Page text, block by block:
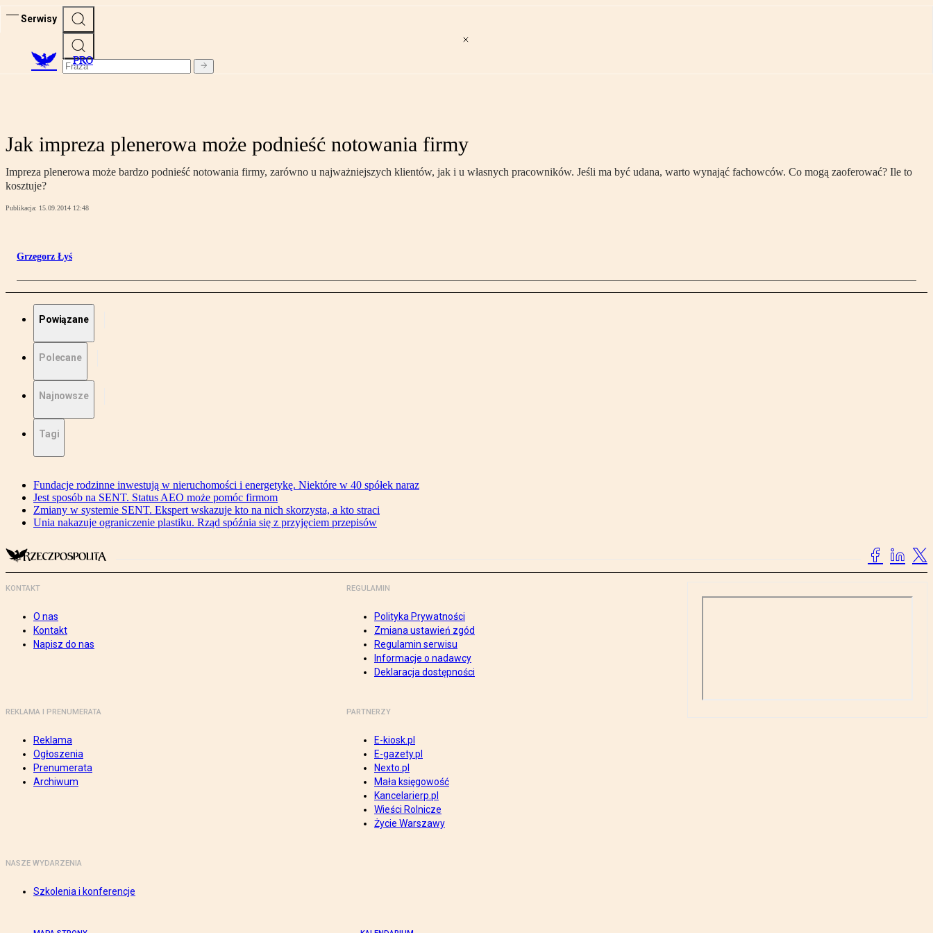
Serwisy
PRO
Jak impreza plenerowa może podnieść notowania firmy
Impreza plenerowa może bardzo podnieść notowania firmy, zarówno u najważniejszych klientów, jak i u własnych pracowników. Jeśli ma być udana, warto wynająć fachowców. Co mogą zaoferować? Ile to
kosztuje?
Publikacja: 15.09.2014 12:48
Grzegorz Łyś
Powiązane
Polecane
Najnowsze
Tagi
Fundacje rodzinne inwestują w nieruchomości i energetykę. Niektóre w 40 spółek naraz
Jest sposób na SENT. Status AEO może pomóc firmom
Zmiany w systemie SENT. Ekspert wskazuje kto na nich skorzysta, a kto straci
Unia nakazuje ograniczenie plastiku. Rząd spóźnia się z przyjęciem przepisów
KONTAKT
O nas
Kontakt
Napisz do nas
REGULAMIN
Polityka Prywatności
Zmiana ustawień zgód
Regulamin serwisu
Informacje o nadawcy
Deklaracja dostępności
REKLAMA I PRENUMERATA
Reklama
Ogłoszenia
Prenumerata
Archiwum
PARTNERZY
E-kiosk.pl
E-gazety.pl
Nexto.pl
Mała księgowość
Kancelarierp.pl
Wieści Rolnicze
Życie Warszawy
NASZE WYDARZENIA
Szkolenia i konferencje